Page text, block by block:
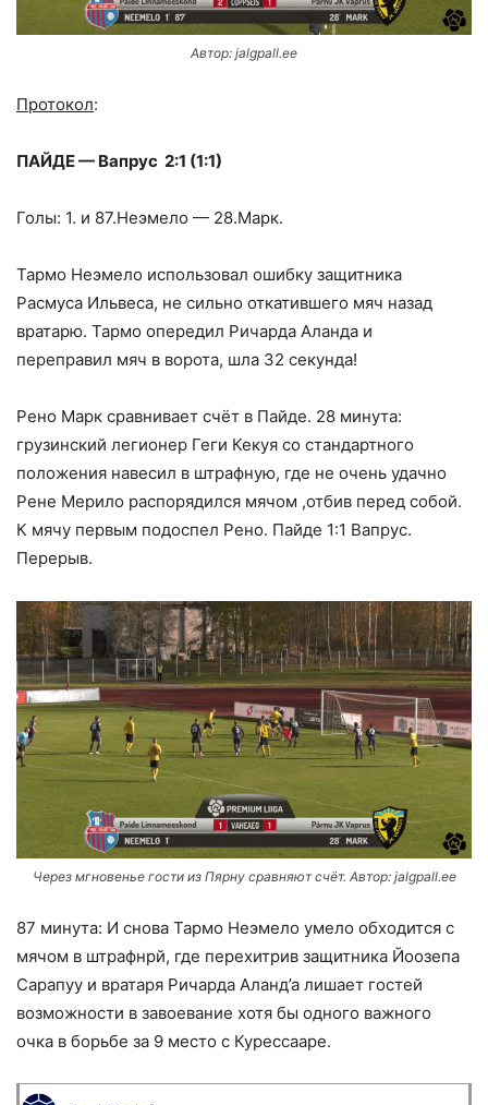
Автор: jalgpall.ee
Протокол:
ПАЙДЕ — Вапрус 2:1 (1:1)
Голы: 1. и 87.Неэмело — 28.Марк.
Тармо Неэмело использовал ошибку защитника
Расмуса Ильвеса, не сильно откатившего мяч назад
вратарю. Тармо опередил Ричарда Аланда и
переправил мяч в ворота, шла 32 секунда!
Рено Марк сравнивает счёт в Пайде. 28 минута:
грузинский легионер Геги Кекуя со стандартного
положения навесил в штрафную, где не очень удачно
Рене Мерило распорядился мячом ,отбив перед собой.
К мячу первым подоспел Рено. Пайде 1:1 Вапрус.
Перерыв.
Через мгновенье гости из Пярну сравняют счёт. Автор: jalgpall.ee
87 минута: И снова Тармо Неэмело умело обходится с
мячом в штрафнрй, где перехитрив защитника Йоозепа
Сарапуу и вратаря Ричарда Аланд’а лишает гостей
возможности в завоевание хотя бы одного важного
очка в борьбе за 9 место с Курессааре.